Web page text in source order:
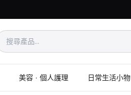
美容 · 個人護理 日常生活小物